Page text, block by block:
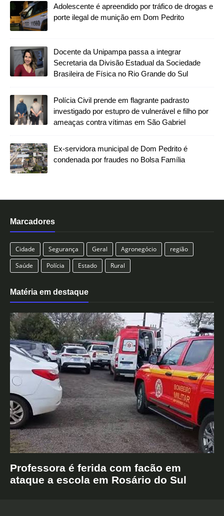
Adolescente é apreendido por tráfico de drogas e
porte ilegal de munição em Dom Pedrito
Docente da Unipampa passa a integrar
Secretaria da Divisão Estadual da Sociedade
Brasileira de Física no Rio Grande do Sul
Polícia Civil prende em flagrante padrasto
investigado por estupro de vulnerável e filho por
ameaças contra vítimas em São Gabriel
Ex-servidora municipal de Dom Pedrito é
condenada por fraudes no Bolsa Família
Marcadores
Cidade Segurança Geral Agronegócio
região
Saúde
Polícia Estado Rural
Matéria em destaque
Professora é ferida com facão em
ataque a escola em Rosário do Sul